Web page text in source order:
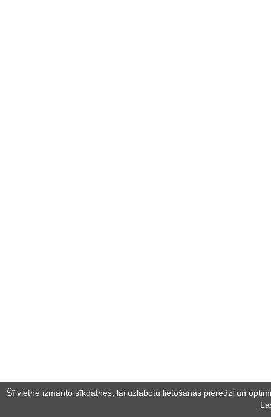
Šī vietne izmanto sīkdatnes, lai uzlabotu lietošanas pieredzi un